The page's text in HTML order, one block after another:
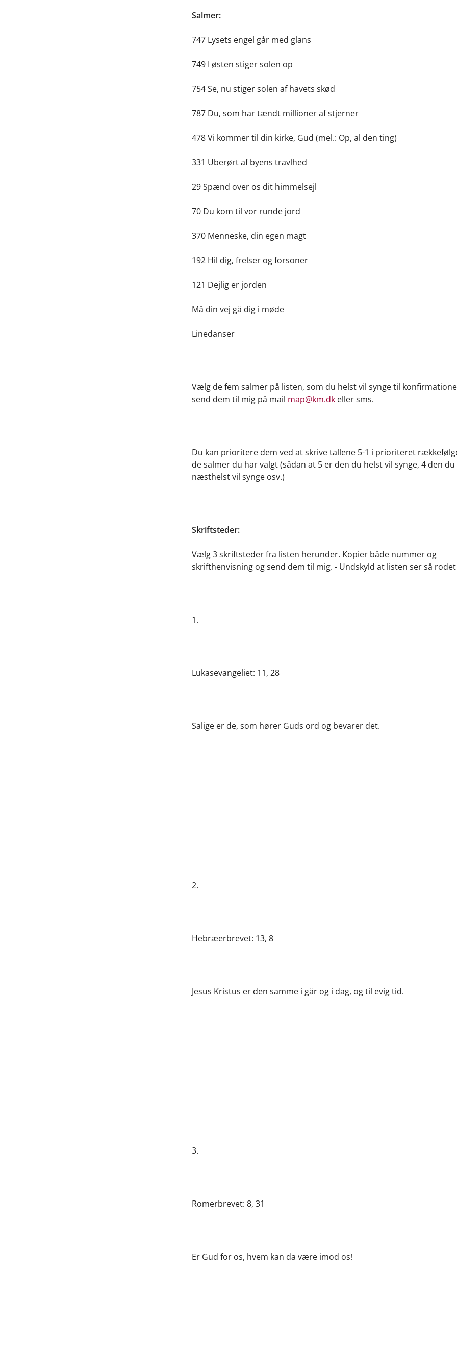
Salmer:
747 Lysets engel går med glans
749 I østen stiger solen op
754 Se, nu stiger solen af havets skød
787 Du, som har tændt millioner af stjerner
478 Vi kommer til din kirke, Gud (mel.: Op, al den ting)
331 Uberørt af byens travlhed
29 Spænd over os dit himmelsejl
70 Du kom til vor runde jord
370 Menneske, din egen magt
192 Hil dig, frelser og forsoner
121 Dejlig er jorden
Må din vej gå dig i møde
Linedanser
Vælg de fem salmer på listen, som du helst vil synge til
send dem til mig på mail map@km.dkeller sms.
Du kan prioritere dem ved at skrive tallene 5-1 i prioriteret
de salmer du har valgt (sådan at 5 er den du helst vil synge, 4 den du
næsthelst vil synge osv.)
Skriftsteder:
Vælg 3 skriftsteder fra listen herunder. Kopier både nummer og
skrifthenvisning og send dem til mig. - Undskyld at listen ser så rodet
1.
Lukasevangeliet: 11, 28
Salige er de, som hører Guds ord og bevarer det.
2.
Hebræerbrevet: 13, 8
Jesus Kristus er den samme i går og i dag, og til evig tid.
3.
Romerbrevet: 8, 31
Er Gud for os, hvem kan da være imod os!